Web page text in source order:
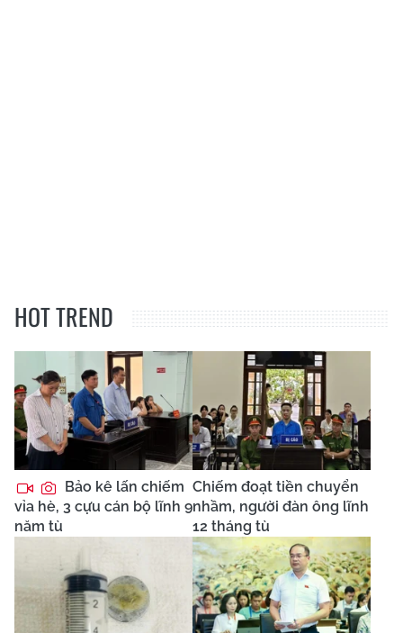
HOT TREND
Bảo kê lấn chiếm
vỉa hè, 3 cựu cán bộ lĩnh 9
năm tù
Chiếm đoạt tiền chuyển
nhầm, người đàn ông lĩnh
12 tháng tù